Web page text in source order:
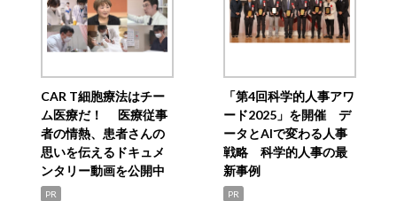
CAR T細胞療法はチー
ム医療だ！ 医療従事
者の情熱、患者さんの
思いを伝えるドキュメ
ンタリー動画を公開中
PR
「第4回科学的人事アワ
ード2025」を開催 デ
ータとAIで変わる人事
戦略 科学的人事の最
新事例
PR